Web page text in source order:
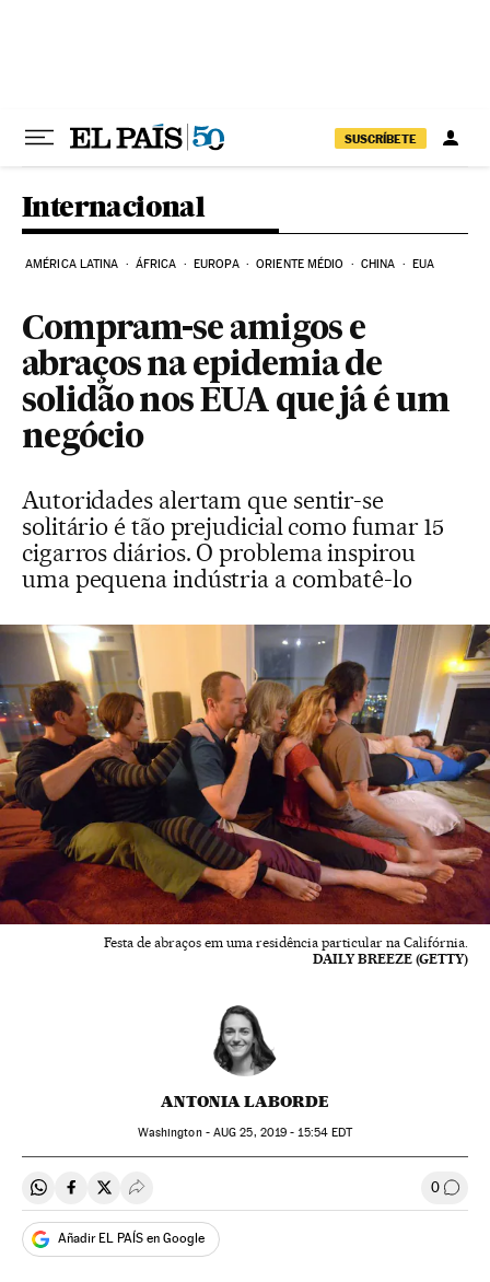
SUSCRÍBETE
Internacional
AMÉRICA LATINA ÁFRICA EUROPA ORIENTE MÉDIO CHINA EUA
Compram-se amigos e
abraços na epidemia de
solidão nos EUA que já é um
negócio
Autoridades alertam que sentir-se
solitário é tão prejudicial como fumar 15
cigarros diários. O problema inspirou
uma pequena indústria a combatê-lo
Festa de abraços em uma residência particular na Califórnia.
DAILY BREEZE (GETTY)
ANTONIA LABORDE
Washington - AUG 25, 2019 - 15:54EDT
Compartir en Whatsapp
Compartir en Facebook
Compartir en Twitter
Desplegar Redes Sociales 0
Añadir EL PAÍS en Google